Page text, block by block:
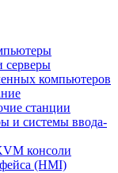
компьютеров
станции
и системы ввода-
консоли
(HMI)